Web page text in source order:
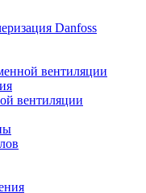
Danfoss
вентиляции
вентиляции